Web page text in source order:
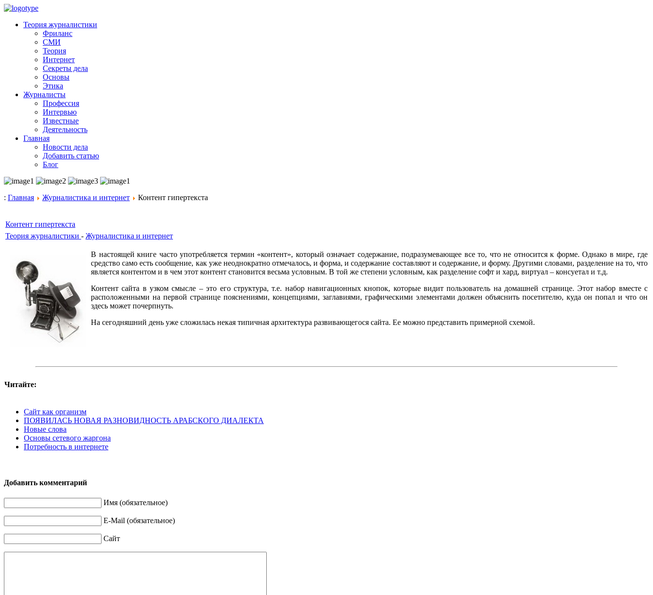
Теория журналистики
Фриланс
СМИ
Теория
Интернет
Секреты дела
Основы
Этика
Журналисты
Профессия
Интервью
Известные
Деятельность
Главная
Новости дела
Добавить статью
Блог
: Главная Журналистика и интернет Контент гипертекста
Контент гипертекста
Теория журналистики - Журналистика и интернет
В настоящей книге часто употребляется термин «контент», который означает содержание, подразумевающее все то, что не относится к форме. Однако в мире, где
средство само есть сообщение, как уже неоднократно отмечалось, и форма, и содержание составляют и содержание, и форму. Другими словами, разделение на то, что
является контентом и в чем этот контент становится весьма условным. В той же степени условным, как разделение софт и хард, виртуал – консуетал и т.д.
Контент сайта в узком смысле – это его структура, т.е. набор навигационных кнопок, которые видит пользователь на домашней странице. Этот набор вместе с
расположенными на первой странице пояснениями, концепциями, заглавиями, графическими элементами должен объяснить посетителю, куда он попал и что он
здесь может почерпнуть.
На сегодняшний день уже сложилась некая типичная архитектура развивающегося сайта. Ее можно представить примерной схемой.
Читайте:
Сайт как организм
ПОЯВИЛАСЬ НОВАЯ РАЗНОВИДНОСТЬ АРАБСКОГО ДИАЛЕКТА
Новые слова
Основы сетевого жаргона
Потребность в интернете
Добавить комментарий
Имя (обязательное)
E-Mail (обязательное)
Сайт